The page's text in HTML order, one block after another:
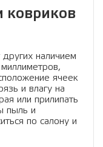
ковриков
наличием
ячеек
и влагу на
или прилипать
пыль и
по салону и